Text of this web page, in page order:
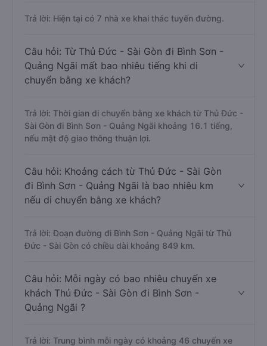
Trả lời: Hiện tại có 7 nhà xe khai thác tuyến đường.
Câu hỏi: Từ Thủ Đức - Sài Gòn đi Bình Sơn -
Quảng Ngãi mất bao nhiêu tiếng khi di
chuyển bằng xe khách?
Trả lời: Thời gian di chuyển bằng xe khách từ Thủ Đức -
Sài Gòn đi Bình Sơn - Quảng Ngãi khoảng 16.1 tiếng,
nếu mật độ giao thông thuận lợi.
Câu hỏi: Khoảng cách từ Thủ Đức - Sài Gòn
đi Bình Sơn - Quảng Ngãi là bao nhiêu km
nếu di chuyển bằng xe khách?
Trả lời: Đoạn đường đi Bình Sơn - Quảng Ngãi từ Thủ
Đức - Sài Gòn có chiều dài khoảng 849 km.
Câu hỏi: Mỗi ngày có bao nhiêu chuyến xe
khách Thủ Đức - Sài Gòn đi Bình Sơn -
Quảng Ngãi ?
Trả lời: Trung bình mỗi ngày có khoảng 46 chuyến xe